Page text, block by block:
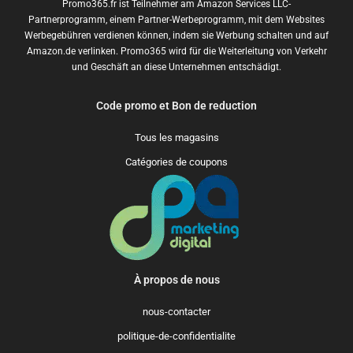
Promo365.fr ist Teilnehmer am Amazon Services LLC-
Partnerprogramm, einem Partner-Werbeprogramm, mit dem Websites
Werbegebühren verdienen können, indem sie Werbung schalten und auf
Amazon.de verlinken. Promo365 wird für die Weiterleitung von Verkehr
und Geschäft an diese Unternehmen entschädigt.
Code promo et Bon de reduction
Tous les magasins
Catégories de coupons
À propos de nous
nous-contacter
politique-de-confidentialite